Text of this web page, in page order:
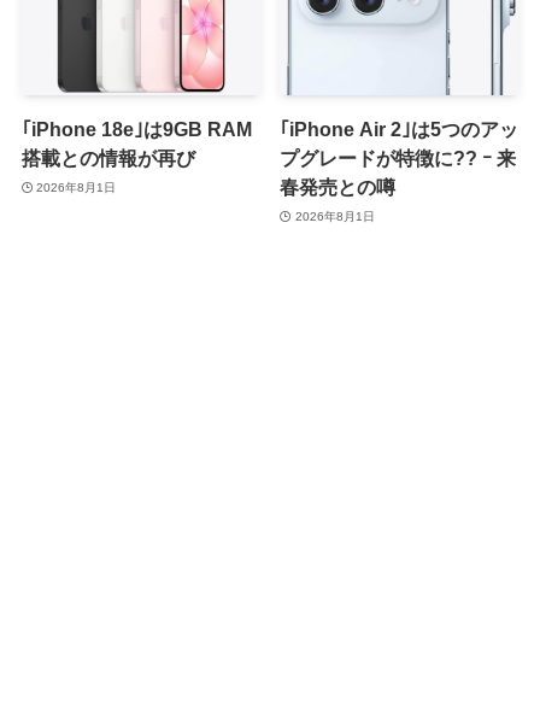
｢iPhone 18e｣は9GB RAM
搭載との情報が再び
2026年8月1日
｢iPhone Air 2｣は5つのアッ
プグレードが特徴に?? ｰ 来
春発売との噂
2026年8月1日